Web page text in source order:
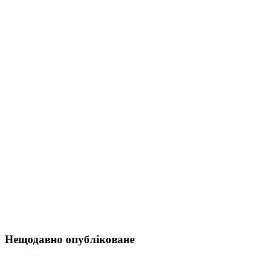
Нещодавно опубліковане